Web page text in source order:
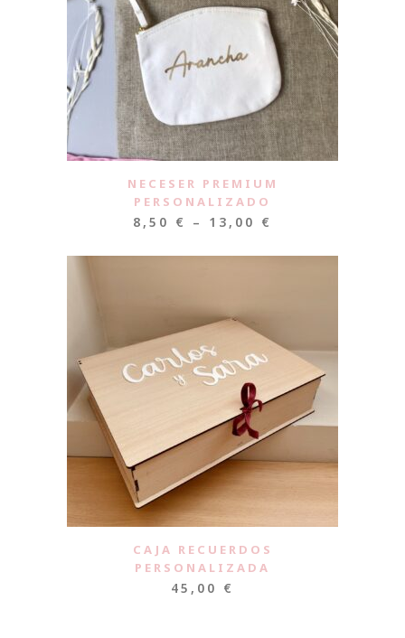
NECESER PREMIUM
PERSONALIZADO
8,50 € – 13,00 €
CAJA RECUERDOS
PERSONALIZADA
45,00 €